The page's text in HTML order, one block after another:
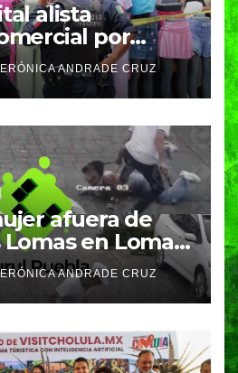
alista
por
y regreso a
ANDRADE CRUZ
afuera de
Lomas en Lomas
delincuentes
ANDRADE CRUZ